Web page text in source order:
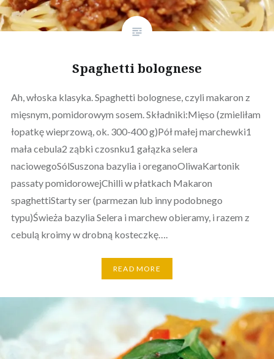
Spaghetti bolognese
Ah, włoska klasyka. Spaghetti bolognese, czyli makaron z
mięsnym, pomidorowym sosem. Składniki:Mięso (zmieliłam
łopatkę wieprzową, ok. 300-400 g)Pół małej marchewki1
mała cebula2 ząbki czosnku1 gałązka selera
naciowegoSólSuszona bazylia i oreganoOliwaKartonik
passaty pomidorowejChilli w płatkach Makaron
spaghettiStarty ser (parmezan lub inny podobnego
typu)Świeża bazylia Selera i marchew obieramy, i razem z
cebulą kroimy w drobną kosteczkę….
READ MORE